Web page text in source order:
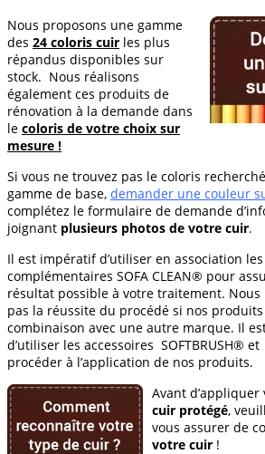
Nous proposons une gamme
des 24 coloris cuir les plus
répandus disponibles sur
stock. Nous réalisons
également ces produits de
rénovation à la demande dans
le coloris de votre choix sur
mesure !
Si vous ne trouvez pas le coloris
gamme de base, demander une couleur
complétez le formulaire de demande
joignant plusieurs photos de votre cuir.
Il est impératif d’utiliser en association
complémentaires SOFA CLEAN® pour
résultat possible à votre traitement. Nous
pas la réussite du procédé si nos
combinaison avec une autre marque. Il
d’utiliser les accessoires SOFTBRUSH®
procéder à l’application de nos produits.
Avant d’appliquer
cuir protégé,
vous assurer de
votre cuir !